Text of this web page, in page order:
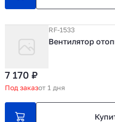
RF-1533
Вентилятор
7 170 ₽
Под заказот 1 дня